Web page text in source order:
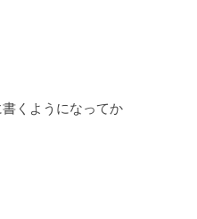
くようになってか